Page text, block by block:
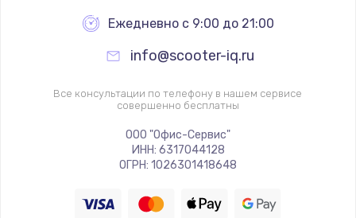
Ежедневно с 9:00 до 21:00
info@scooter-iq.ru
Все консультации по телефону в нашем сервисе
совершенно бесплатны
ООО "Офис-Сервис"
ИНН: 6317044128
ОГРН: 1026301418648